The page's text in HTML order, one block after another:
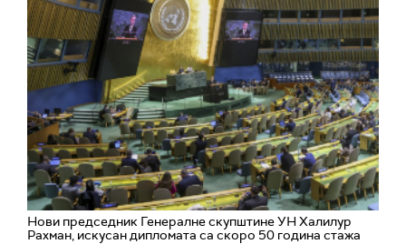
Нови председник Генералне скупштине УН Халилур
Рахман, искусан дипломата са скоро 50 година стажа